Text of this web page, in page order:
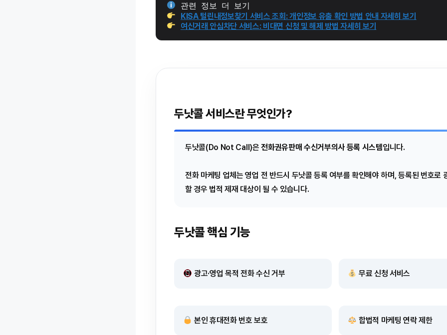
관련 정보 더 보기
KISA 털린내정보찾기 서비스 조회: 개인정보 유출 확인 방법 안내 자세히 보기
여신거래 안심차단 서비스: 비대면 신청 및 해제 방법 자세히 보기
두낫콜 서비스란 무엇인가?
두낫콜(Do Not Call)은전화권유판매 수신거부의사 등록 시스템입니다.
전화 마케팅 업체는 영업 전 반드시 두낫콜 등록 여부를 확인해야 하며, 등록된 번호로
할 경우 법적 제재 대상이 될 수 있습니다.
두낫콜 핵심 기능
광고·영업 목적 전화 수신 거부 무료 신청 서비스
본인 휴대전화 번호 보호 합법적 마케팅 연락 제한